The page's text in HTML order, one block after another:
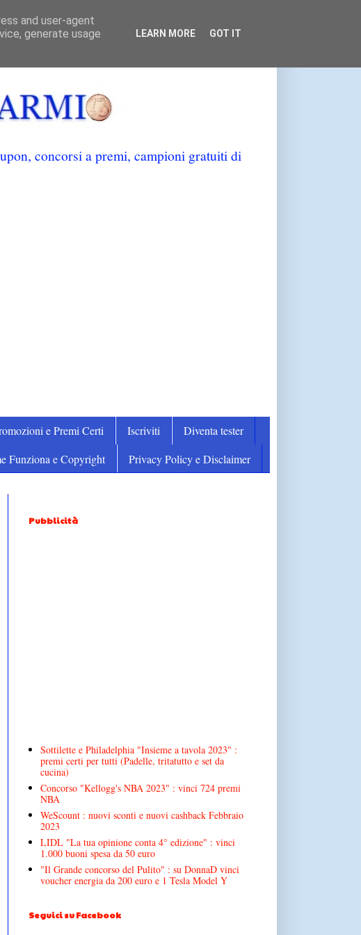
concorsi a premi, campioni gratuiti di
e Premi Certi Iscriviti
Diventa tester
Funziona e Copyright Privacy Policy e Disclaimer
Pubblicità
Sottilette e Philadelphia "Insieme a tavola 2023" :
premi certi per tutti (Padelle, tritatutto e set da
cucina)
Concorso "Kellogg's NBA 2023" : vinci 724 premi
NBA
WeScount : nuovi sconti e nuovi cashback Febbraio
2023
LIDL "La tua opinione conta 4° edizione" : vinci
1.000 buoni spesa da 50 euro
"Il Grande concorso del Pulito" : su DonnaD vinci
voucher energia da 200 euro e 1 Tesla Model Y
Seguici su Facebook
and user-agent
generate usage
LEARN MORE GOT IT